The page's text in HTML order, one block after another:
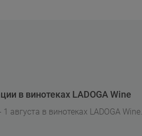
в винотеках LADOGA Wine
августа в винотеках LADOGA Wine.